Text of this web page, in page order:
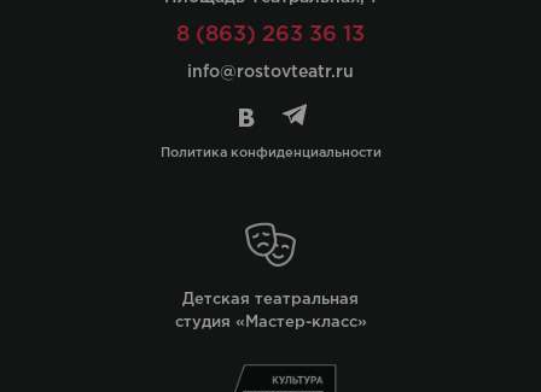
8 (863) 263 36 13
info@rostovteatr.ru
Политика конфиденциальности
Детская театральная
студия «Мастер-класс»